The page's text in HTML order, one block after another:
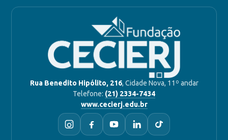
Rua Benedito Hipólito, 216, Cidade Nova, 11º andar
Telefone: (21) 2334-7434
www.cecierj.edu.br